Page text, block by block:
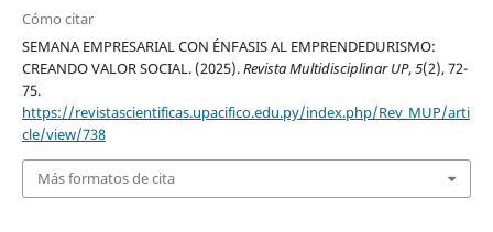
Cómo citar
SEMANA EMPRESARIAL CON ÉNFASIS AL EMPRENDEDURISMO:
CREANDO VALOR SOCIAL. (2025).Revista Multidisciplinar UP,5(2), 72-
75.
https://revistascientificas.upacifico.edu.py/index.php/Rev_MUP/arti
cle/view/738
Más formatos de cita